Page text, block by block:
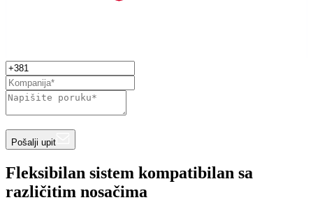
Pošalji upit
Fleksibilan sistem kompatibilan sa
različitim nosačima